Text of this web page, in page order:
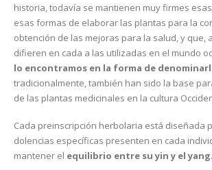
historia, todavía se mantienen muy firmes
esas formas de elaborar las plantas para la
obtención de las mejoras para la salud, y que,
difieren en cada a las utilizadas en el mundo
lo encontramos en la forma de
tradicionalmente, también han sido la base
de las plantas medicinales en la cultura
Cada preinscripción herbolaria está diseñada
dolencias específicas presenten en cada
mantener el equilibrio entre su yin y el yang.